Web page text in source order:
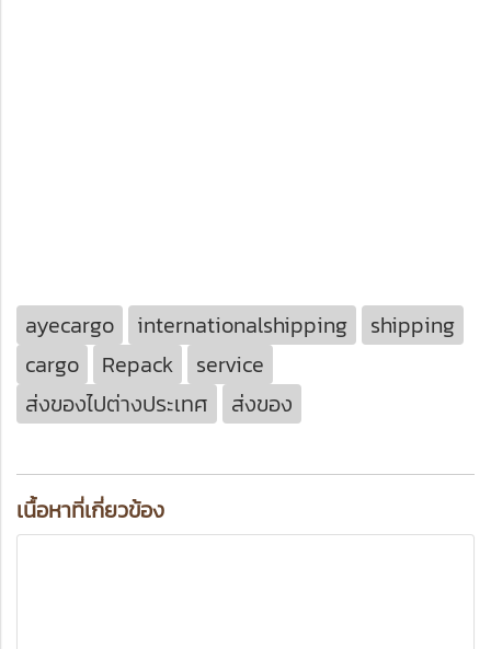
ayecargo internationalshipping
shipping
cargo
Repack
service
ส่งของไปต่างประเทศ
ส่งของ
เนื้อหาที่เกี่ยวข้อง